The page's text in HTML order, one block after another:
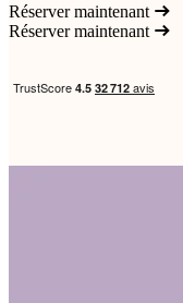
Réserver maintenant
Réserver maintenant